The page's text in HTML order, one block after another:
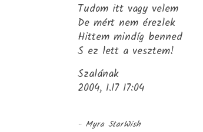
Tudom itt vagy velem
De mért nem érezlek
Hittem mindíg benned
S ez lett a vesztem!
Szalának
2004, I.17 17:04
- Myra StarWish